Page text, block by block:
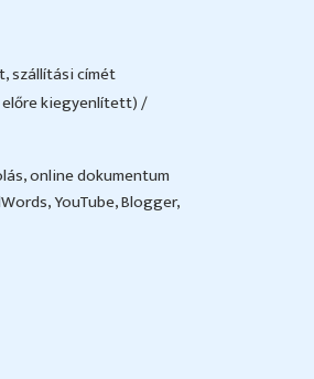
szállítási címét
előre kiegyenlített) /
online dokumentum
YouTube, Blogger,